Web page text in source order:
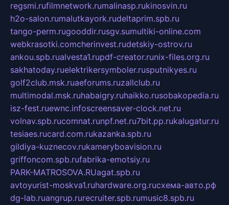
regsmi.rufilmnetwork.rumalinasp.rukinosvin.ru
h2o-salon.rumalutkayork.rudeltaprim.spb.ru
tango-perm.rugooddir.rusgv.sumultiki-online.com
webkrasotki.comcherinvest.rudetskiy-ostrov.ru
ankou.spb.rualvesta1.rupdf-creator.runix-files.org.ru
sakhatoday.ruelektrikersymboler.rusputnikyes.ru
golf2club.msk.ruaeforums.ruzallclub.ru
multimodal.msk.ruhabaigry.ruhaikko.rusobakopedia.ru
isz-fest.ruewnc.infoscreensaver-clock.net.ru
volnav.spb.rucomnat.runpf.net.ru7bit.pp.rukalugatur.ru
tesiaes.rucard.com.rukazanka.spb.ru
gildiya-kuznecov.rukameryboavision.ru
griffoncom.spb.rufabrika-emotsiy.ru
PARK-MATROSOVA.RUagat.spb.ru
avtoyurist-moskva1.ruhardware.org.ruсхема-авто.рф
dg-lab.ruangrup.rurecruiter.spb.rumusic8.spb.ru